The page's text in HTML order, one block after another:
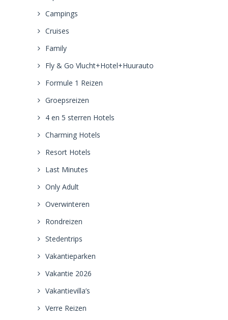
Campings
Cruises
Family
Fly & Go Vlucht+Hotel+Huurauto
Formule 1 Reizen
Groepsreizen
4 en 5 sterren Hotels
Charming Hotels
Resort Hotels
Last Minutes
Only Adult
Overwinteren
Rondreizen
Stedentrips
Vakantieparken
Vakantie 2026
Vakantievilla’s
Verre Reizen